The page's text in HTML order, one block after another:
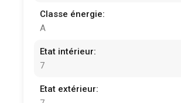
Classe énergie:
A
Etat intérieur:
7
Etat extérieur: